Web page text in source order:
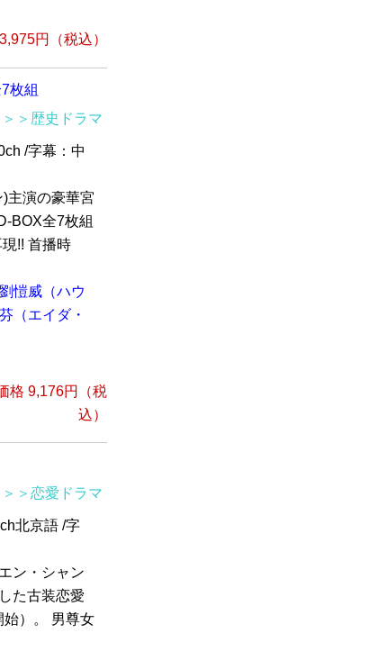
円（税込）
枚組
＞＞歴史ドラマ
/字幕：中
主演の豪華宮
BOX全7枚組
!! 首播時
劉愷威（ハウ
（エイダ・
格 9,176円（税
込）
＞＞恋愛ドラマ
北京語 /字
ン・シャン
た古装恋愛
始）。 男尊女